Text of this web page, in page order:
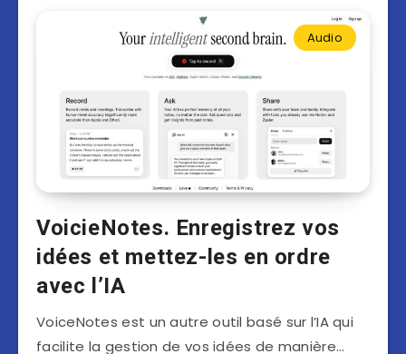
Audio
VoicieNotes. Enregistrez vos
idées et mettez-les en ordre
avec l’IA
VoiceNotes est un autre outil basé sur l’IA qui
facilite la gestion de vos idées de manière…